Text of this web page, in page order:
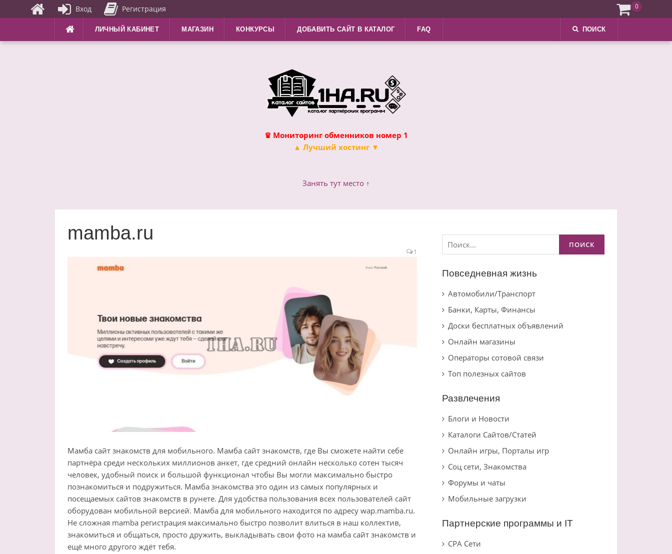
ЛИЧНЫЙ КАБИНЕТ МАГАЗИН КОНКУРСЫ ДОБАВИТЬ САЙТ В КАТАЛОГ FAQ ПОИСК
♛ Мониторинг обменников номер 1
▲ Лучший хостинг ▼
Занять тут место ↑
mamba.ru
1
Мамба сайт знакомств для мобильного. Мамба сайт знакомств, где Вы сможете найти себе
партнёра среди нескольких миллионов анкет, где средний онлайн несколько сотен тысяч
человек, удобный поиск и большой функционал чтобы Вы могли максимально быстро
познакомиться и подружиться. Мамба знакомства это один из самых популярных и
посещаемых сайтов знакомств в рунете. Для удобства пользования всех пользователей сайт
оборудован мобильной версией. Мамба для мобильного находится по адресу wap.mamba.ru.
Не сложная mamba регистрация максимально быстро позволит влиться в наш коллектив,
знакомиться и общаться, просто дружить, выкладывать свои фото на мамба сайт знакомств и
ещё много другого ждёт тебя.
Найти:
Повседневная жизнь
Автомобили/Транспорт
Банки, Карты, Финансы
Доски бесплатных объявлений
Онлайн магазины
Операторы сотовой связи
Топ полезных сайтов
Развлечения
Блоги и Новости
Каталоги Сайтов/Статей
Онлайн игры, Порталы игр
Соц сети, Знакомства
Форумы и чаты
Мобильные загрузки
Партнерские программы и IT
CPA Сети
Вход Регистрация 0